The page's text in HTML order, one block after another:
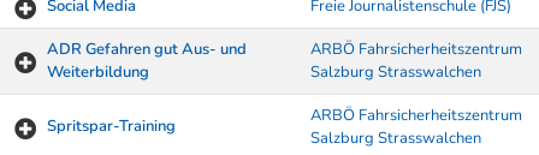
Social Media
Freie Journalistenschule (FJS)
ADR Gefahren gut Aus- und
Weiterbildung
ARBÖ Fahrsicherheitszentrum
Salzburg Strasswalchen
Spritspar-Training
ARBÖ Fahrsicherheitszentrum
Salzburg Strasswalchen